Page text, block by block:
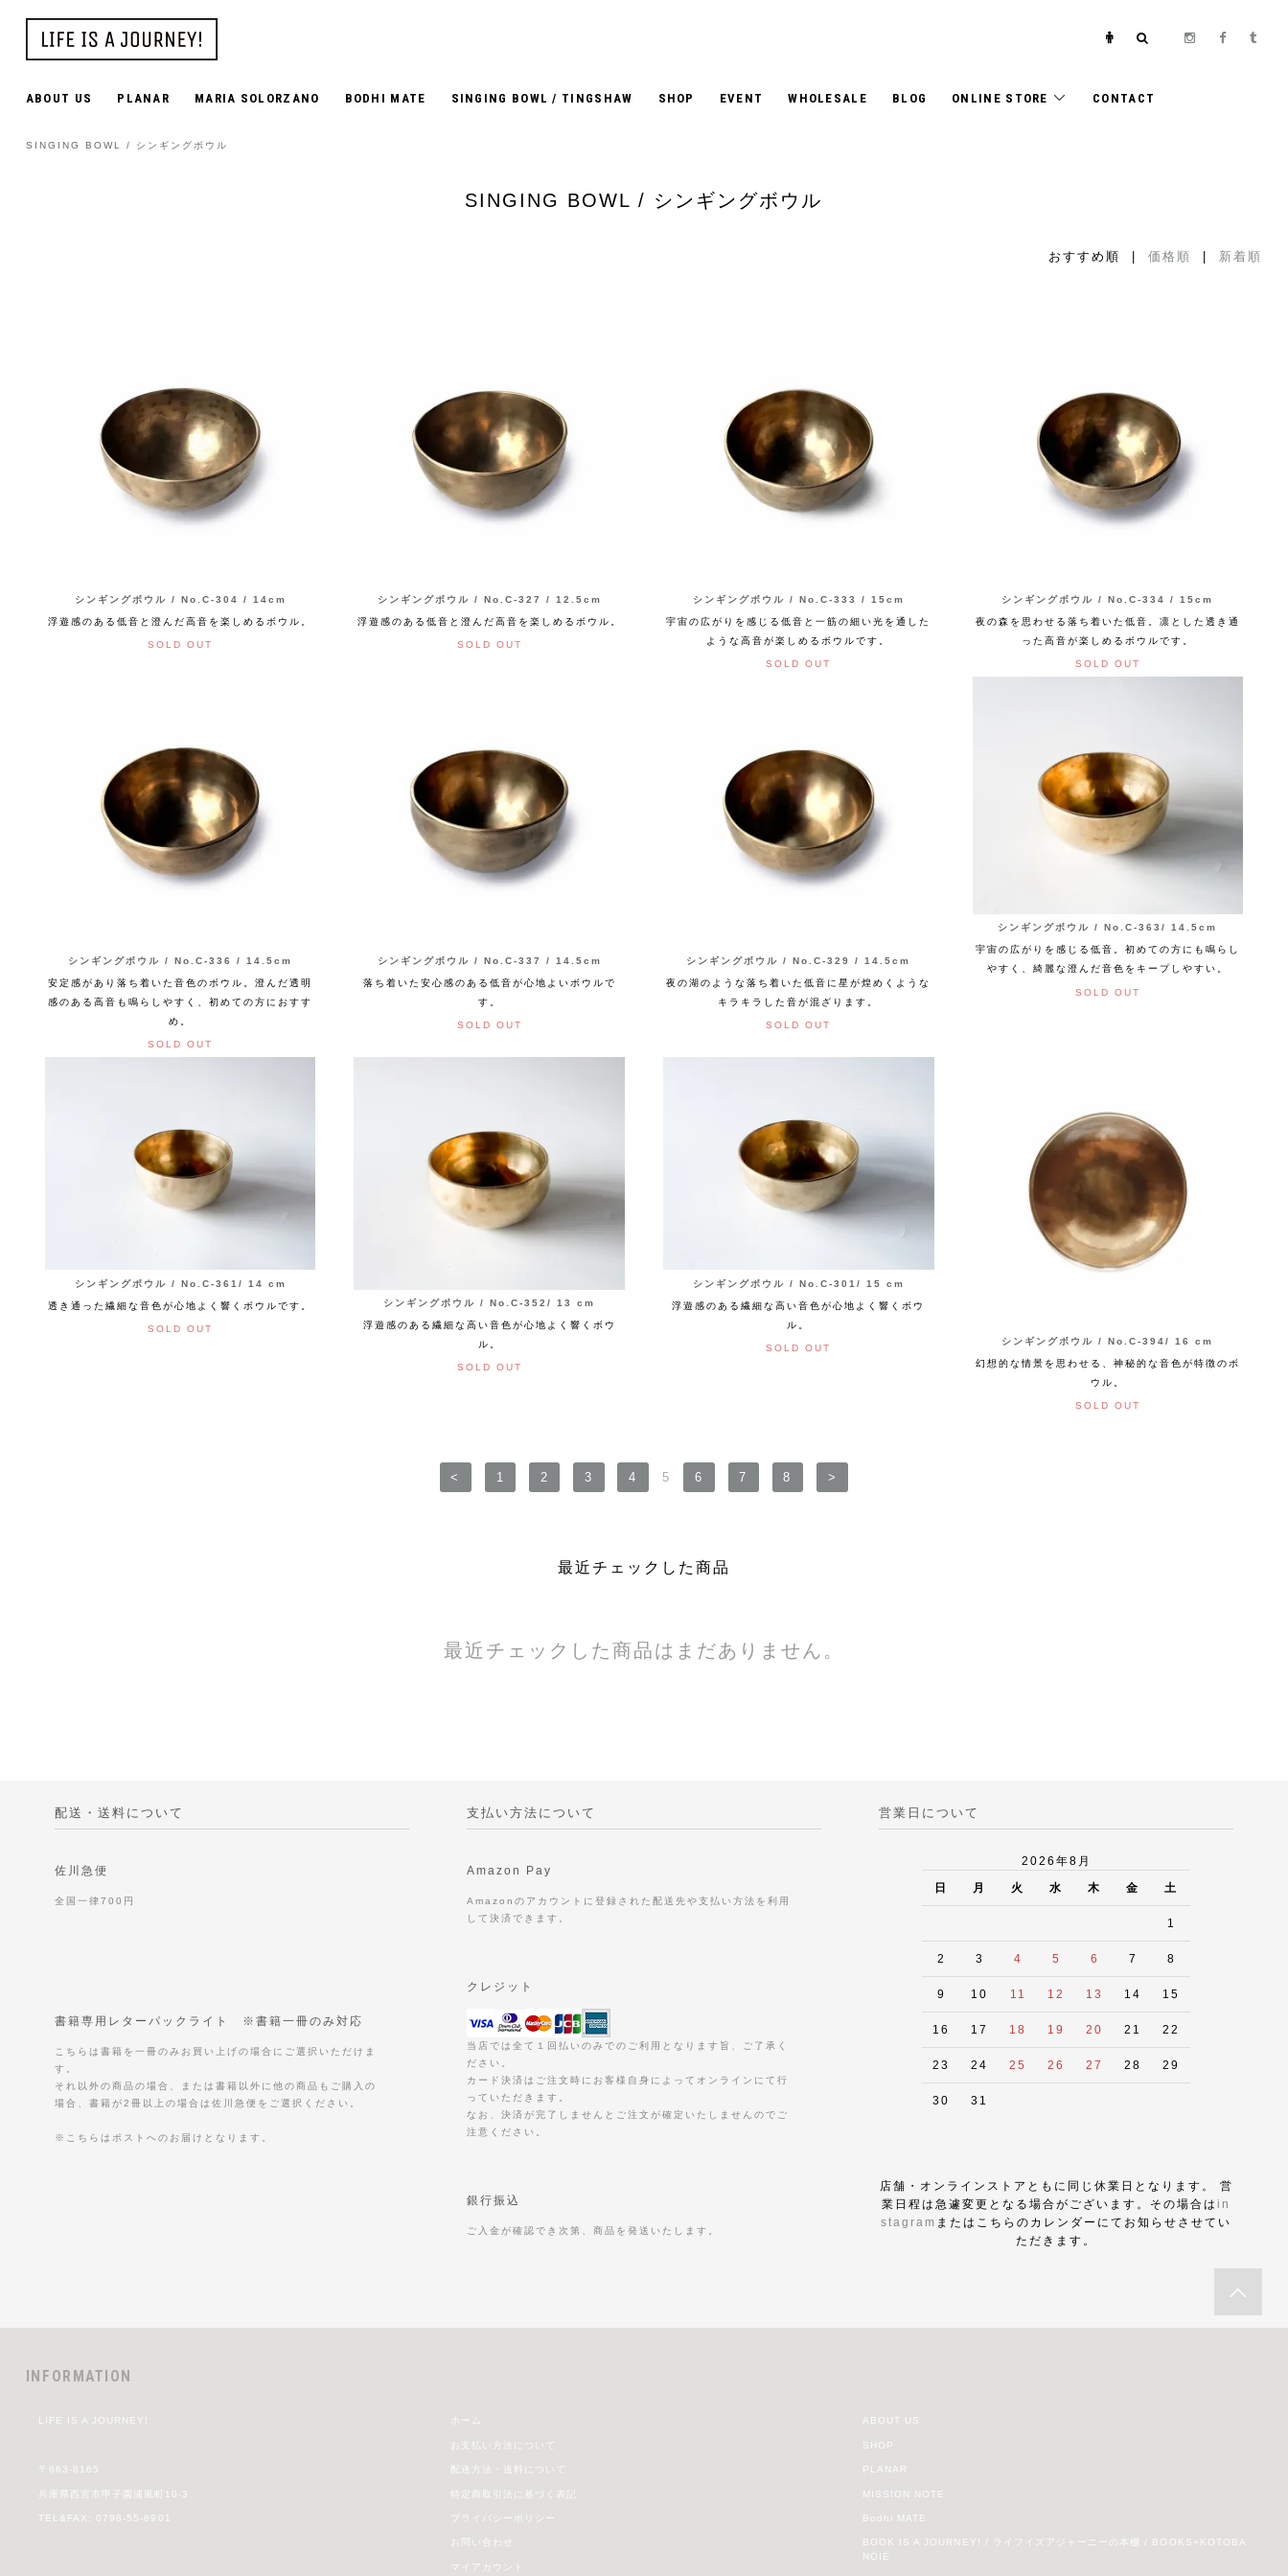
ABOUT US PLANAR MARIA SOLORZANO BODHI MATE SINGING BOWL / TINGSHAW SHOP EVENT WHOLESALE BLOG ONLINE STORE CONTACT
SINGING BOWL / シンギングボウル
SINGING BOWL / シンギングボウル
おすすめ順 |価格順 新着順
シンギングボウル / No.C-304 / 14cm
浮遊感のある低音と澄んだ高音を楽しめるボウル。
SOLD OUT
シンギングボウル / No.C-327 / 12.5cm
浮遊感のある低音と澄んだ高音を楽しめるボウル。
SOLD OUT
シンギングボウル / No.C-333 / 15cm
宇宙の広がりを感じる低音と一筋の細い光を通した
ような高音が楽しめるボウルです。
SOLD OUT
シンギングボウル / No.C-334 / 15cm
夜の森を思わせる落ち着いた低音。凛とした透き通
った高音が楽しめるボウルです。
SOLD OUT
シンギングボウル / No.C-336 / 14.5cm
安定感があり落ち着いた音色のボウル。澄んだ透明
感のある高音も鳴らしやすく、初めての方におすす
め。
SOLD OUT
シンギングボウル / No.C-337 / 14.5cm
落ち着いた安心感のある低音が心地よいボウルで
す。
SOLD OUT
シンギングボウル / No.C-329 / 14.5cm
夜の湖のような落ち着いた低音に星が煌めくような
キラキラした音が混ざります。
SOLD OUT
シンギングボウル / No.C-363/ 14.5cm
宇宙の広がりを感じる低音。初めての方にも鳴らし
やすく、綺麗な澄んだ音色をキープしやすい。
SOLD OUT
シンギングボウル / No.C-361/ 14 cm
透き通った繊細な音色が心地よく響くボウルです。
SOLD OUT
シンギングボウル / No.C-352/ 13 cm
浮遊感のある繊細な高い音色が心地よく響くボウ
ル。
SOLD OUT
シンギングボウル / No.C-301/ 15 cm
浮遊感のある繊細な高い音色が心地よく響くボウ
ル。
SOLD OUT
シンギングボウル / No.C-394/ 16 cm
幻想的な情景を思わせる、神秘的な音色が特徴のボ
ウル。
SOLD OUT
< 1 2 3 4 5 6 7 8 >
最近チェックした商品
最近チェックした商品はまだありません。
配送・送料について
佐川急便
全国一律700円
書籍専用レターパックライト ※書籍一冊のみ対応
こちらは書籍を一冊のみお買い上げの場合にご選択いただけま
す。
それ以外の商品の場合、または書籍以外に他の商品もご購入の
場合、書籍が2冊以上の場合は佐川急便をご選択ください。
※こちらはポストへのお届けとなります。
支払い方法について
Amazon Pay
Amazonのアカウントに登録された配送先や支払い方法を利用
して決済できます。
クレジット
当店では全て１回払いのみでのご利用となります旨、ご了承く
ださい。
カード決済はご注文時にお客様自身によってオンラインにて行
っていただきます。
なお、決済が完了しませんとご注文が確定いたしませんのでご
注意ください。
銀行振込
ご入金が確認でき次第、商品を発送いたします。
営業日について
2026年8月
日 月 火 水 木 金 土
1
2 3 4 5 6 7 8
9 10 11 12 13 14 15
16 17 18 19 20 21 22
23 24 25 26 27 28 29
30 31
店舗・オンラインストアともに同じ休業日となります。 営
業日程は急遽変更となる場合がございます。その場合はin
stagram またはこちらのカレンダーにてお知らせさせてい
ただきます。
INFORMATION
LIFE IS A JOURNEY!
〒663-8165
兵庫県西宮市甲子園浦風町10-3
TEL&FAX: 0798-55-8901
ホーム
お支払い方法について
配送方法・送料について
特定商取引法に基づく表記
プライバシーポリシー
お問い合わせ
マイアカウント
ABOUT US
SHOP
PLANAR
MISSION NOTE
Bodhi MATE
BOOK IS A JOURNEY! / ライフイズアジャーニーの本棚 / BOOKS+KOTOBA
NOIE